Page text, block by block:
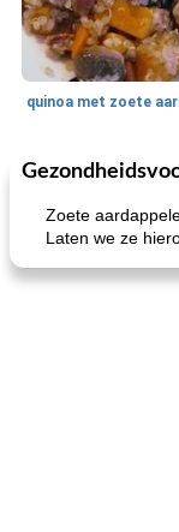
One Dish Meal
Zoete
Laten we ze